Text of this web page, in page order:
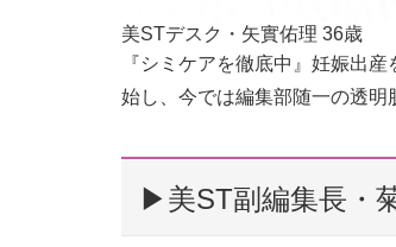
美STデスク・矢實佑理 36歳
『シミケアを徹底中』妊娠出
始し、今では編集部随一の透明
▶︎美ST副編集長・